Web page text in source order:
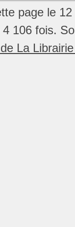
page le
106 fois.
La